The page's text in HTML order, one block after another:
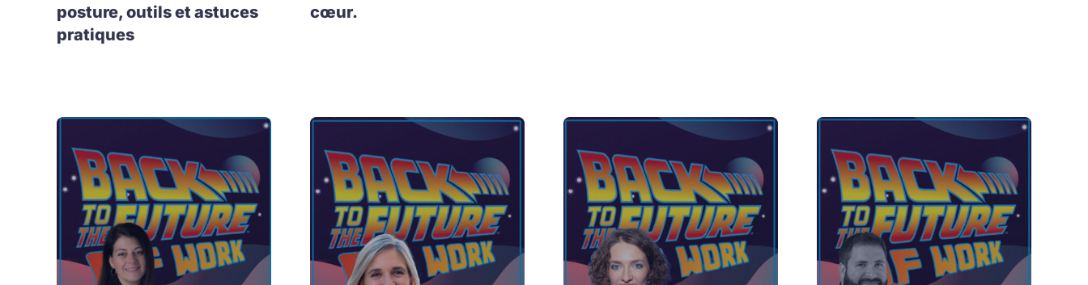
posture, outils et astuces
pratiques
cœur.